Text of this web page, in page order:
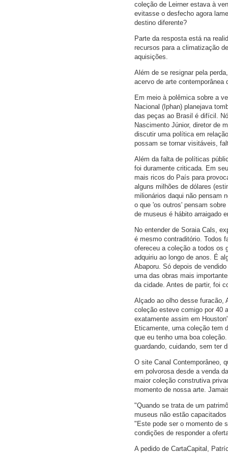
coleção de Leirner estava à
evitasse o desfecho agora
destino diferente?
Parte da resposta está na
recursos para a climatização
aquisições.
Além de se resignar pela
acervo de arte
Em meio à polêmica sobre a
Nacional (Iphan) planejava
das peças ao Brasil é difícil.
Nascimento Júnior, diretor de
discutir uma política em
possam se tornar visitáveis,
Além da falta de políticas
foi duramente criticada. Em
mais ricos do País para
alguns milhões de dólares
milionários daqui não pensam
o que 'os outros' pensam
de museus é hábito arraigado
No entender de Soraia Cals,
é mesmo contraditório. Todos
ofereceu a coleção a todos os
adquiriu ao longo de anos. É
Abaporu. Só depois de
uma das obras mais
da cidade. Antes de partir, foi
Alçado ao olho desse furacão,
coleção esteve comigo por 40
exatamente assim em
Eticamente, uma coleção tem
que eu tenho uma boa
guardando, cuidando, sem ter
O site Canal Contemporâneo,
em polvorosa desde a venda
maior coleção construtiva
momento de nossa arte.
"Quando se trata de um
museus não estão
"Este pode ser o momento de
condições de responder a
A pedido de CartaCapital,